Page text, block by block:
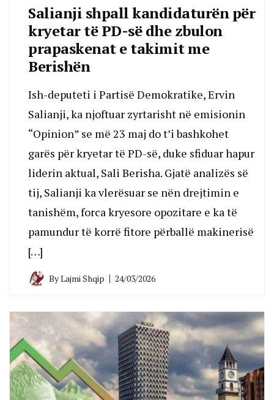
Salianji shpall kandidaturën për
kryetar të PD-së dhe zbulon
prapaskenat e takimit me
Berishën
Ish-deputeti i Partisë Demokratike, Ervin
Salianji, ka njoftuar zyrtarisht në emisionin
“Opinion” se më 23 maj do t’i bashkohet
garës për kryetar të PD-së, duke sfiduar hapur
liderin aktual, Sali Berisha. Gjatë analizës së
tij, Salianji ka vlerësuar se nën drejtimin e
tanishëm, forca kryesore opozitare e ka të
pamundur të korrë fitore përballë makinerisë
[…]
ByLajmi Shqip 24/03/2026